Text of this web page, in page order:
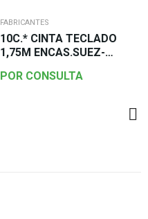
FABRICANTES
10C.* CINTA TECLADO
1,75M ENCAS.SUEZ-
POR CONSULTA